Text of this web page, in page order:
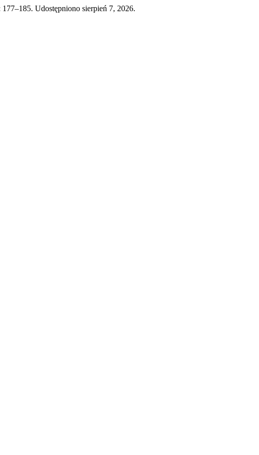
Udostępniono sierpień 7, 2026.